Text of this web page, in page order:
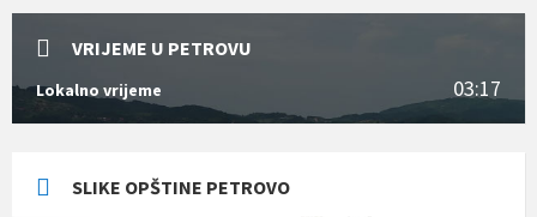
VRIJEME U PETROVU
Lokalno vrijeme 03:17
SLIKE OPŠTINE PETROVO